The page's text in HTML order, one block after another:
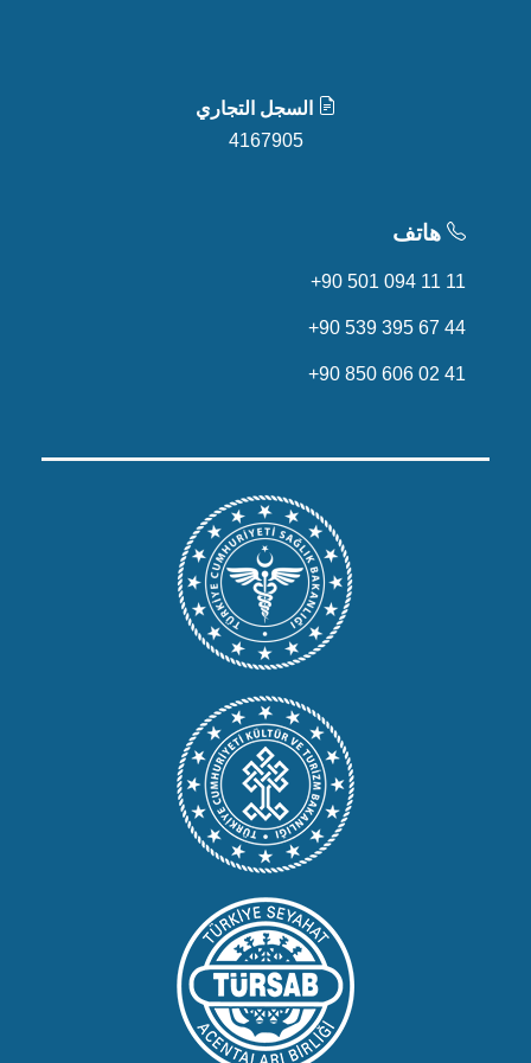
السجل التجاري
4167905
هاتف
+90 501 094 11 11
+90 539 395 67 44
+90 850 606 02 41